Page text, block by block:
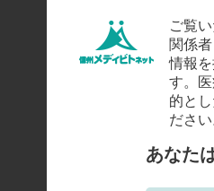
ご覧
関係
情報
す。
的と
ださ
あなた